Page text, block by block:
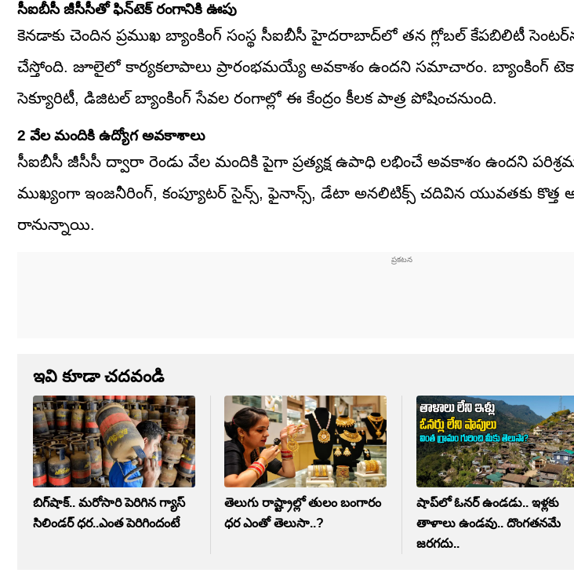
సీఐబీసీ జీసీసీతో ఫిన్‌టెక్ రంగానికి ఊపు
కెనడాకు చెందిన ప్రముఖ బ్యాంకింగ్ సంస్థ సీఐబీసీ హైదరాబాద్‌లో తన గ్లోబల్ కేపబిలిటీ
చేస్తోంది. జూలైలో కార్యకలాపాలు ప్రారంభమయ్యే అవకాశం ఉందని సమాచారం. బ్యాంకింగ్
సెక్యూరిటీ, డిజిటల్ బ్యాంకింగ్ సేవల రంగాల్లో ఈ కేంద్రం కీలక పాత్ర పోషించనుంది.
2 వేల మందికి ఉద్యోగ అవకాశాలు
సీఐబీసీ జీసీసీ ద్వారా రెండు వేల మందికి పైగా ప్రత్యక్ష ఉపాధి లభించే అవకాశం ఉందని
ముఖ్యంగా ఇంజనీరింగ్, కంప్యూటర్ సైన్స్, ఫైనాన్స్, డేటా అనలిటిక్స్ చదివిన యువతకు
రానున్నాయి.
ఇవి కూడా చదవండి
బిగ్‌షాక్‌.. మరోసారి పెరిగిన గ్యాస్‌
సిలిండర్ ధర..ఎంత పెరిగిందంటే
తెలుగు రాష్ట్రాల్లో తులం బంగారం
ధర ఎంతో తెలుసా..?
షాప్‌లో ఓనర్ ఉండడు.. ఇళ్లకు
తాళాలు ఉండవు.. దొంగతనమే
జరగదు..